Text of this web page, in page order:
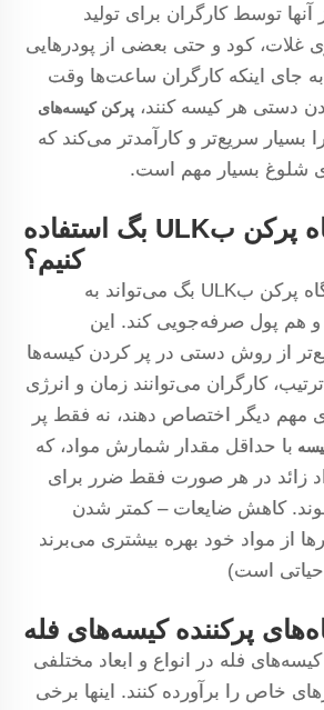
آنها توسط کارگران برای تولید
غلات، کود و حتی بعضی از پودرهایی
جای اینکه کارگران ساعت‌ها وقت
دستی هر کیسه کنند،پرکن کیسه‌های
بسیار سریع‌تر و کارآمدتر می‌کند که
شلوغ بسیار مهم است.
چرا از دستگاه پرکن بULK بگ استفاده
کنیم؟
استفاده از یک دستگاه پرکن بULK بگ می‌تواند به
هم پول صرفه‌جویی کند. این
از روش دستی در پر کردن کیسه‌ها
کارگران می‌توانند زمان و انرژی
مهم دیگر اختصاص دهند، نه فقط پر
با حداقل مقدار شمارش مواد، که
زائد در هر صورت فقط ضرر برای
کاهش ضایعات – کمتر شدن
از مواد خود بهره بیشتری می‌برند
است)
پرکننده کیسه‌های فله
فله در انواع و ابعاد مختلفی
خاص را برآورده کنند. اینها برخی